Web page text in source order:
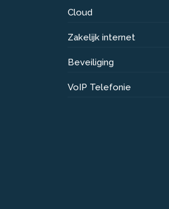
Cloud
Zakelijk internet
Beveiliging
VoIP Telefonie